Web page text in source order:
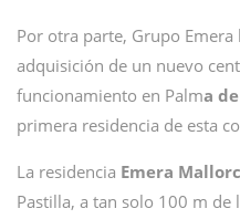
Por otra parte, Grupo
adquisición de un nuevo
funcionamiento en Palma
primera residencia de esta
La residencia Emera
Pastilla, a tan solo 100 m de